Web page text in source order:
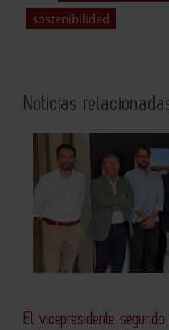
sostenibilidad
Noticias
El vicepresidente